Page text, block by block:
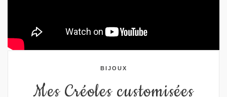
BIJOUX
Mes Créoles customisées